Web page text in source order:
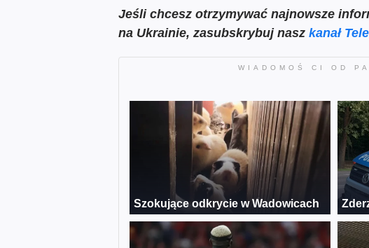
Jeśli chcesz otrzymywać najnowsze
na Ukrainie, zasubskrybuj nasz kanał